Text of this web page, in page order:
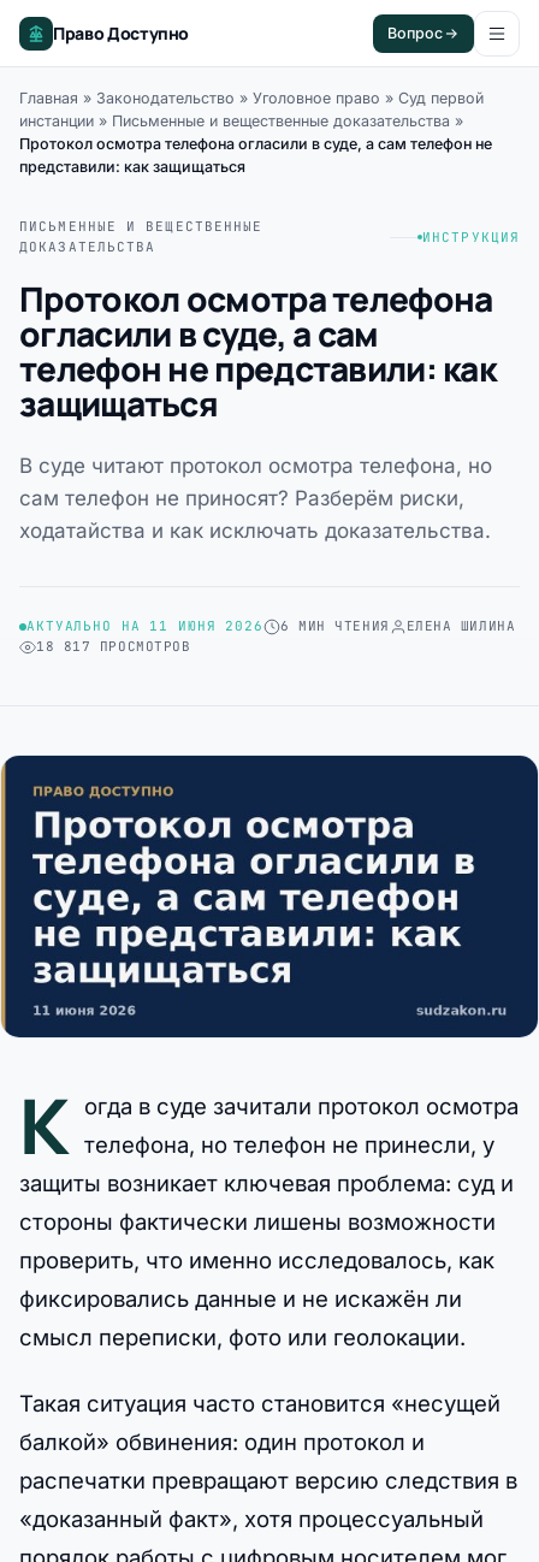
Право Доступно Вопрос
Главная » Законодательство » Уголовное право » Суд первой
инстанции » Письменные и вещественные доказательства »
Протокол осмотра телефона огласили в суде, а сам телефон не
представили: как защищаться
ПИСЬМЕННЫЕ И ВЕЩЕСТВЕННЫЕ
ДОКАЗАТЕЛЬСТВА
ИНСТРУКЦИЯ
Протокол осмотра телефона
огласили в суде, а сам
телефон не представили: как
защищаться
В суде читают протокол осмотра телефона, но
сам телефон не приносят? Разберём риски,
ходатайства и как исключать доказательства.
АКТУАЛЬНО НА 11 ИЮНЯ 2026 6 МИН ЧТЕНИЯ
ЕЛЕНА ШИЛИНА
18 817 ПРОСМОТРОВ
К огда в суде зачитали протокол осмотра
телефона, но телефон не принесли, у
защиты возникает ключевая проблема: суд и
стороны фактически лишены возможности
проверить, что именно исследовалось, как
фиксировались данные и не искажён ли
смысл переписки, фото или геолокации.
Такая ситуация часто становится «несущей
балкой» обвинения: один протокол и
распечатки превращают версию следствия в
«доказанный факт», хотя процессуальный